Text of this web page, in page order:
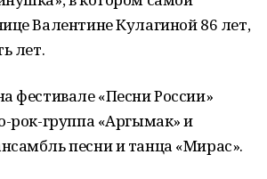
Валентине Кулагиной 86 лет,
лет.
фестивале «Песни России»
рок-группа «Аргымак» и
песни и танца «Мирас».